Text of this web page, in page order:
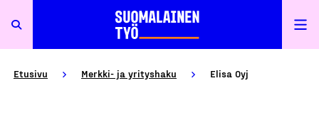
Etusivu Merkki- ja yrityshaku Elisa Oyj